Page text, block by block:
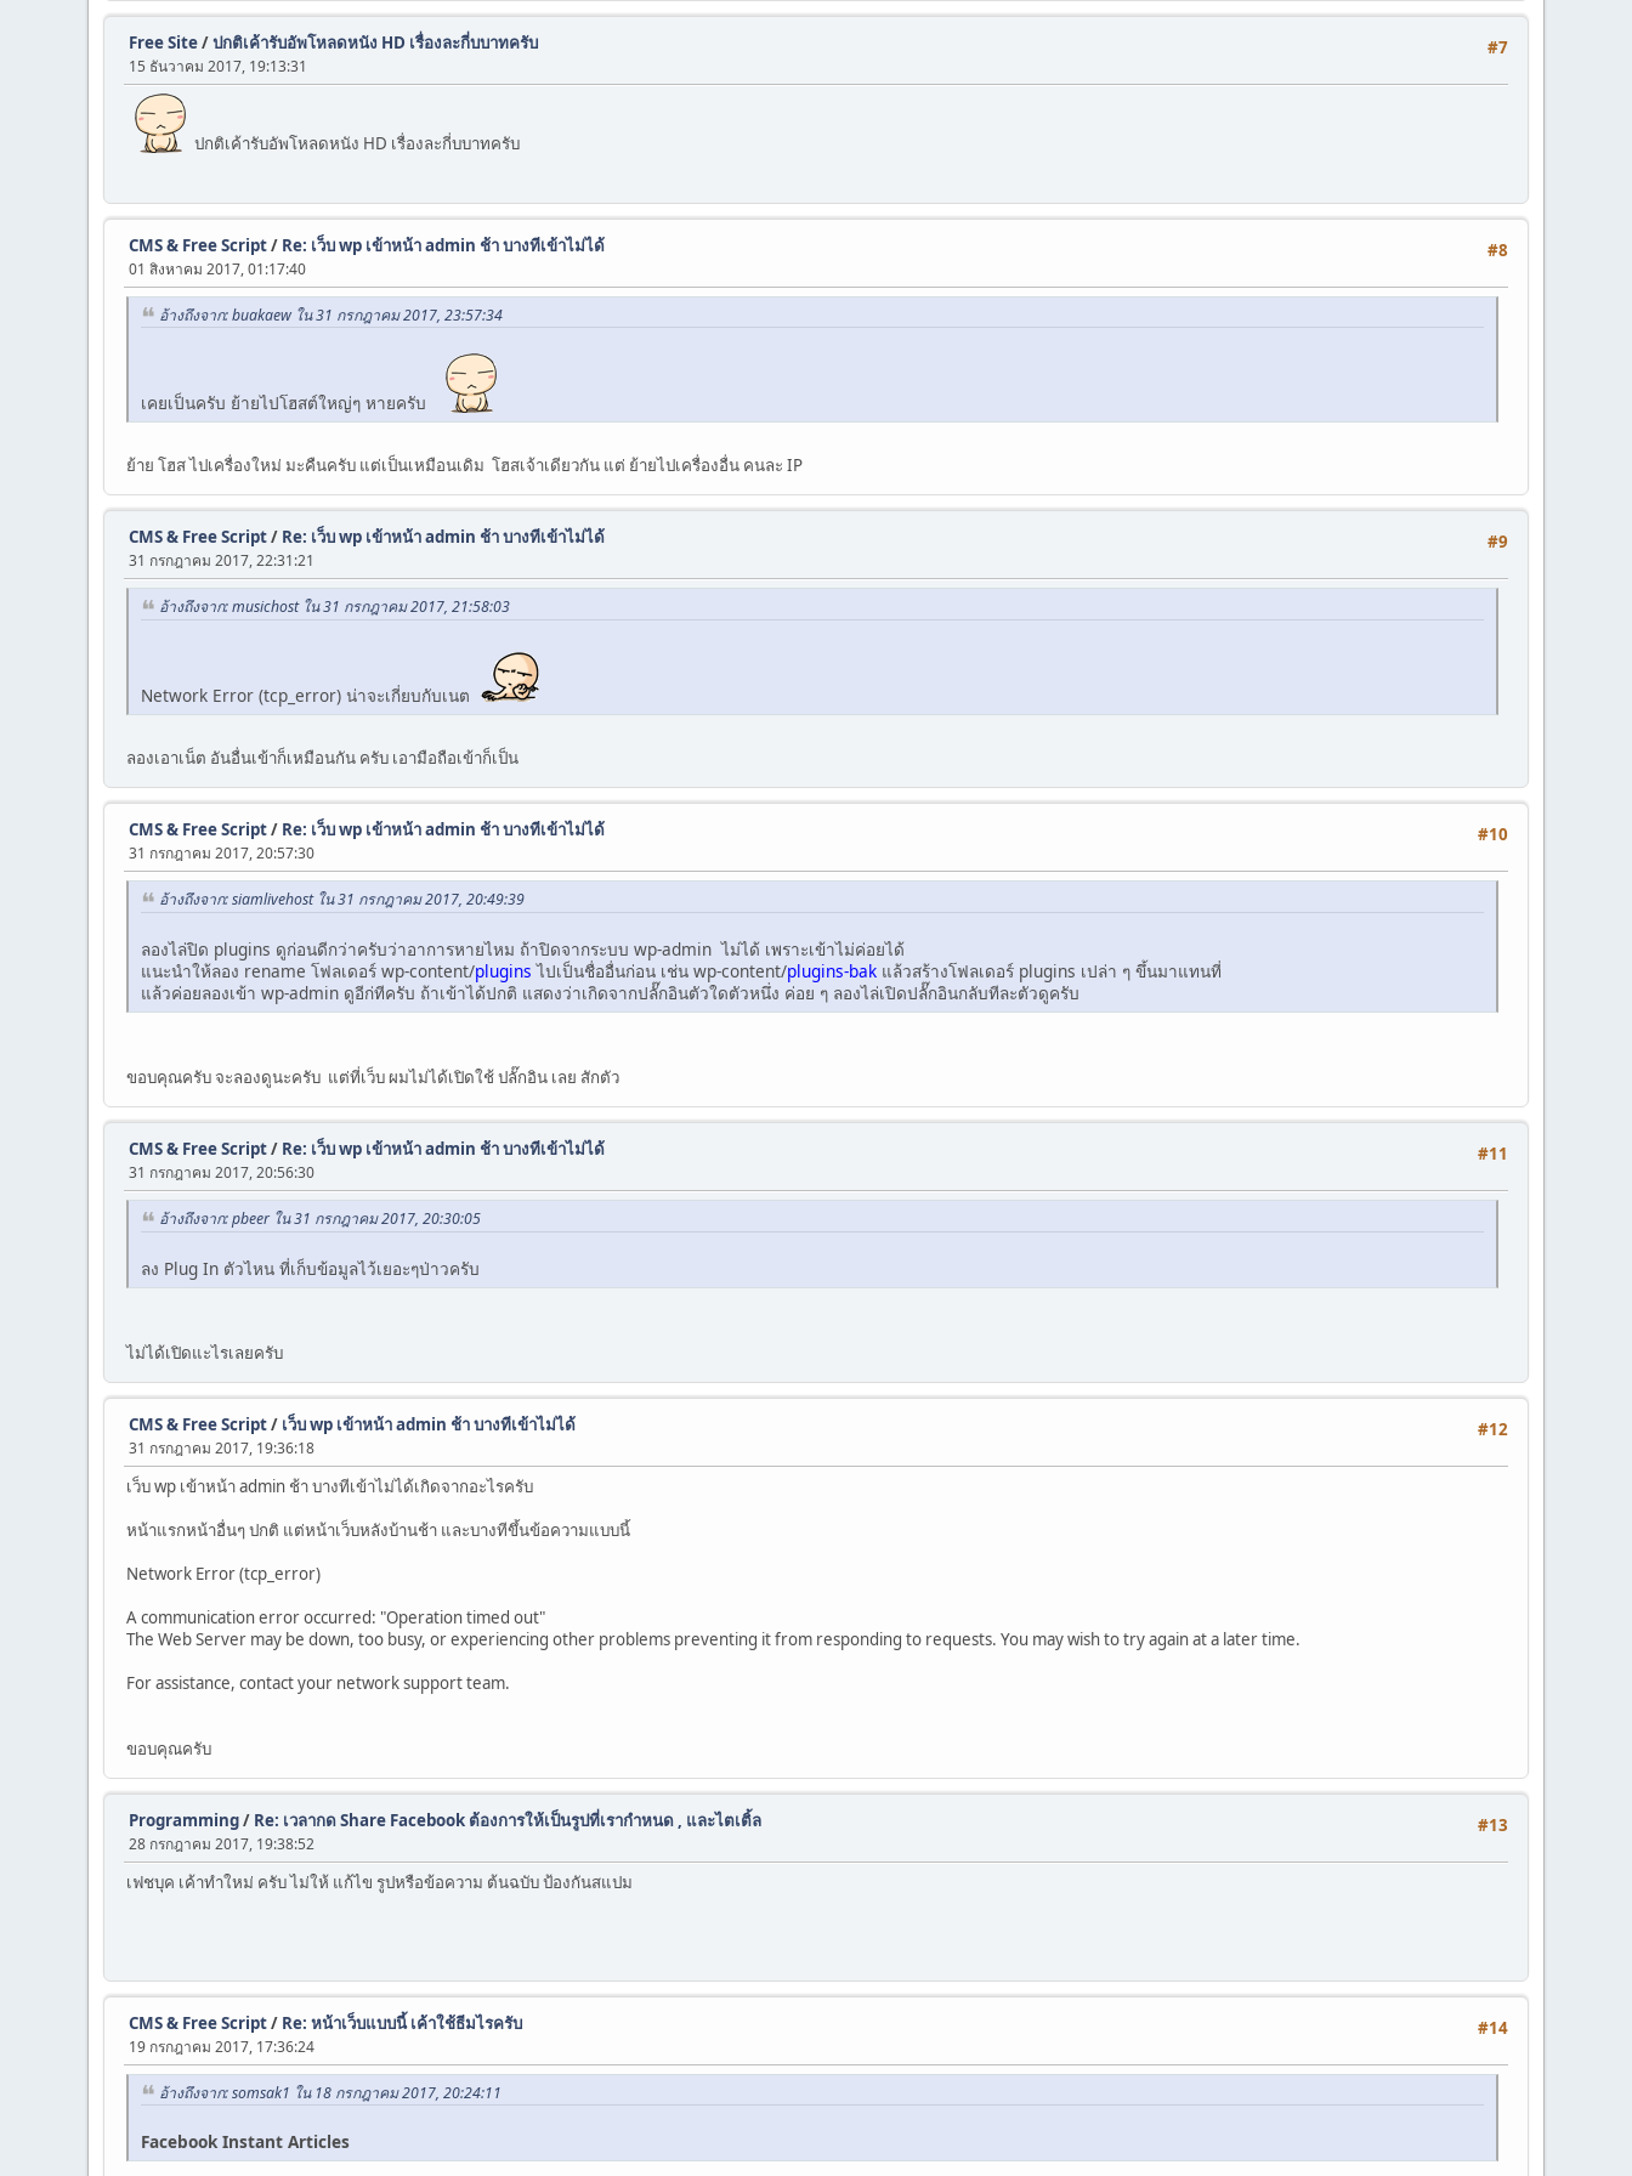
#7
Free Site/ปกติเค้ารับอัพโหลดหนัง HD เรื่องละกี่บบาทครับ
15 ธันวาคม 2017, 19:13:31
ปกติเค้ารับอัพโหลดหนัง HD เรื่องละกี่บบาทครับ
#8
CMS & Free Script/ Re: เว็บ wp เข้าหน้า admin ช้า บางทีเข้าไม่ได้
01 สิงหาคม 2017, 01:17:40
อ้างถึงจาก: buakaew ใน 31 กรกฎาคม 2017, 23:57:34
เคยเป็นครับ ย้ายไปโฮสต์ใหญ่ๆ หายครับ
ย้าย โฮส ไปเครื่องใหม่ มะคืนครับ แต่เป็นเหมือนเดิม โฮสเจ้าเดียวกัน แต่ ย้ายไปเครื่องอื่น คนละ IP
#9
CMS & Free Script/ Re: เว็บ wp เข้าหน้า admin ช้า บางทีเข้าไม่ได้
31 กรกฎาคม 2017, 22:31:21
อ้างถึงจาก: musichost ใน 31 กรกฎาคม 2017, 21:58:03
Network Error (tcp_error) น่าจะเกี่ยบกับเนต
ลองเอาเน็ต อันอื่นเข้าก็เหมือนกัน ครับ เอามือถือเข้าก็เป็น
#10
CMS & Free Script/ Re: เว็บ wp เข้าหน้า admin ช้า บางทีเข้าไม่ได้
31 กรกฎาคม 2017, 20:57:30
อ้างถึงจาก: siamlivehost ใน 31 กรกฎาคม 2017, 20:49:39
ลองไล่ปิด plugins ดูก่อนดีกว่าครับว่าอาการหายไหม ถ้าปิดจากระบบ wp-admin ไม่ได้ เพราะเข้าไม่ค่อยได้
แนะนำให้ลอง rename โฟลเดอร์​ wp-content/plugins ไปเป็นชื่ออื่นก่อน เช่น wp-content/plugins-bak แล้วสร้างโฟลเดอร์ plugins เปล่า ๆ ขึ้นมาแทนที่
แล้วค่อยลองเข้า wp-admin ดูอีก่ทีครับ ถ้าเข้าได้ปกติ แสดงว่าเกิดจากปลั๊กอินตัวใดตัวหนึ่ง ค่อย ๆ ลองไล่เปิดปลั๊กอินกลับทีละตัวดูครับ
ขอบคุณครับ จะลองดูนะครับ แต่ที่เว็บ ผมไม่ได้เปิดใช้ ปลั๊กอิน เลย สักตัว
#11
CMS & Free Script/ Re: เว็บ wp เข้าหน้า admin ช้า บางทีเข้าไม่ได้
31 กรกฎาคม 2017, 20:56:30
อ้างถึงจาก: pbeer ใน 31 กรกฎาคม 2017, 20:30:05
ลง Plug In ตัวไหน ที่เก็บข้อมูลไว้เยอะๆป่าวครับ
ไม่ได้เปิดแะไรเลยครับ
#12
CMS & Free Script/ เว็บ wp เข้าหน้า admin ช้า บางทีเข้าไม่ได้
31 กรกฎาคม 2017, 19:36:18
เว็บ wp เข้าหน้า admin ช้า บางทีเข้าไม่ได้เกิดจากอะไรครับ
หน้าแรกหน้าอื่นๆ ปกติ แต่หน้าเว็บหลังบ้านช้า และบางทีขึ้นข้อความแบบนี้
Network Error (tcp_error)
A communication error occurred: "Operation timed out"
The Web Server may be down, too busy, or experiencing other problems preventing it from responding to requests. You may wish to try again at a later time.
For assistance, contact your network support team.
ขอบคุณครับ
#13
Programming/ Re: เวลากด Share Facebook ต้องการให้เป็นรูปที่เรากำหนด , และไตเติ้ล
28 กรกฎาคม 2017, 19:38:52
เฟชบุค เค้าทำใหม่ ครับ ไม่ให้ แก้ไข รูปหรือข้อความ ต้นฉบับ ป้องกันสแปม
#14
CMS & Free Script/ Re: หน้าเว็บแบบนี้ เค้าใช้ธีมไรครับ
19 กรกฎาคม 2017, 17:36:24
อ้างถึงจาก: somsak1 ใน 18 กรกฎาคม 2017, 20:24:11
Facebook Instant Articles